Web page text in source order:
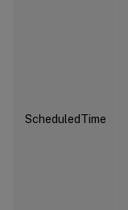
ScheduledTime